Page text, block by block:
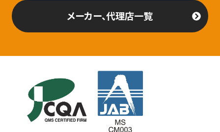
メーカー、代理店一覧